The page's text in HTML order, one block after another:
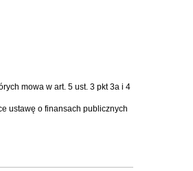
mowa w art. 5 ust. 3 pkt 3a i 4
ustawę o finansach publicznych